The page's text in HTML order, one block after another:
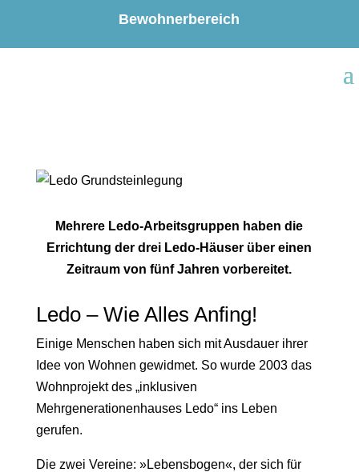
Bewohnerbereich
Mehrere Ledo-Arbeitsgruppen haben die
Errichtung der drei Ledo-Häuser über einen
Zeitraum von fünf Jahren vorbereitet.
Ledo – Wie Alles Anfing!
Einige Menschen haben sich mit Ausdauer ihrer
Idee von Wohnen gewidmet. So wurde 2003 das
Wohnprojekt des „inklusiven
Mehrgenerationenhauses Ledo“ ins Leben
gerufen.
Die zwei Vereine: »Lebensbogen«, der sich für